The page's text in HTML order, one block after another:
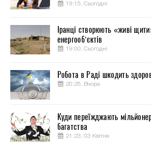
19:15, Сьогодні
Іранці створюють «живі
енергооб’єктів
19:00, Сьогодні
Робота в Раді шкодить
20:25, Вчора
Куди переїжджають
багатства
21:23, 03 Квітня